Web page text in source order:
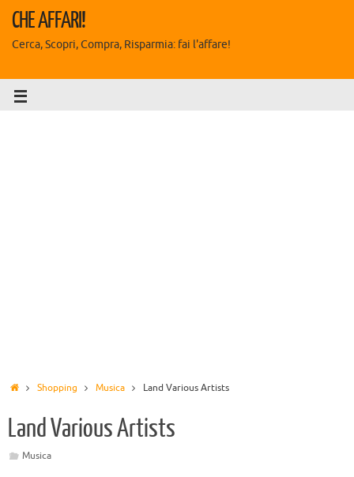
CHE AFFARI!
Cerca, Scopri, Compra, Risparmia: fai l'affare!
Shopping Musica Land Various Artists
Land Various Artists
Musica